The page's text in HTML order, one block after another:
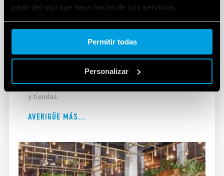
partir del uso que haya hecho de sus servicios.
Cookie policy.
Permitir todas
Personalizar
APLICACIONES COMERCIALES
La gama de Finder para aplicaciones comerciales
incluye productos para uso en hoteles, restaurantes
y tiendas.
AVERIGÜE MÁS...